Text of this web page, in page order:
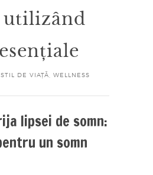
STIL DE VIAȚĂ WELLNESS
lipsei de somn:
un somn